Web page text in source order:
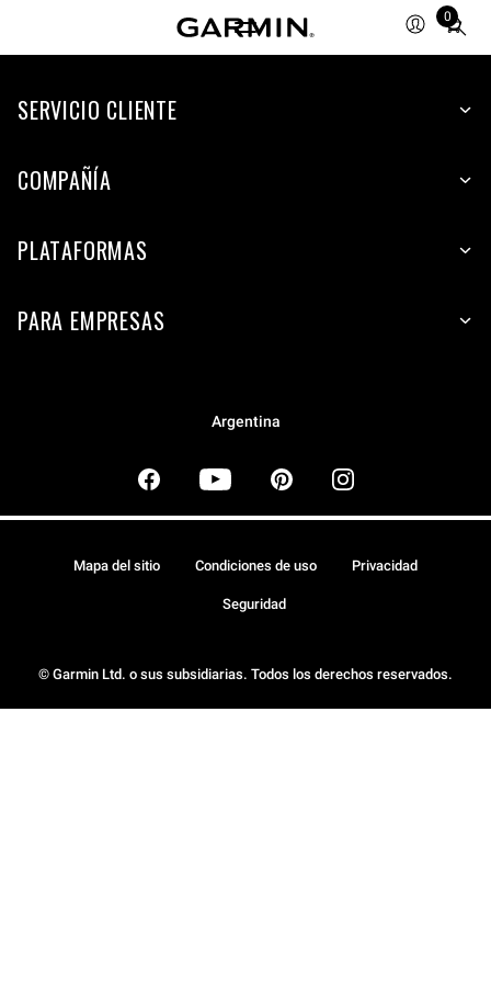
0
Total
items
cart:
SERVICIO CLIENTE
COMPAÑÍA
PLATAFORMAS
PARA EMPRESAS
Argentina
© Garmin Ltd. o sus subsidiarias. Todos los derechos reservados.
Mapa del sitio Condiciones de uso Privacidad
Seguridad